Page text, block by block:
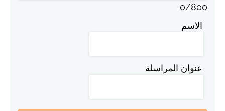
0/800
الاسم
عنوان المراسلة